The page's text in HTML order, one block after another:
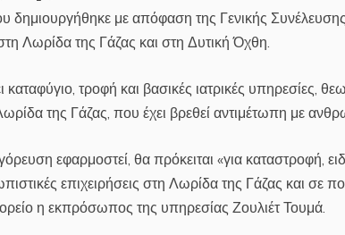
με απόφαση της Γενικής Συνέλευσης
Λωρίδα της Γάζας και στη Δυτική Όχθη.
τροφή και βασικές ιατρικές υπηρεσίες,
της Γάζας, που έχει βρεθεί αντιμέτωπη με
εφαρμοστεί, θα πρόκειται «για καταστροφή,
επιχειρήσεις στη Λωρίδα της Γάζας και σε
η εκπρόσωπος της υπηρεσίας Ζουλιέτ Τουμά.